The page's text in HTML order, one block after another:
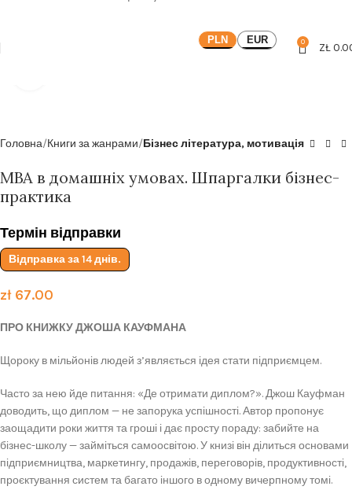
PLN EUR 0 ZŁ
Головна Книги за жанрами Бізнес література, мотивація
MBA в домашніх умовах. Шпаргалки бізнес-
практика
Термін відправки
Відправка за 14 днів.
zł67.00
ПРО КНИЖКУ ДЖОША КАУФМАНА
Щороку в мільйонів людей з’являється ідея стати підприємцем.
Часто за нею йде питання: «Де отримати диплом?». Джош Кауфман
доводить, що диплом — не запорука успішності. Автор пропонує
заощадити роки життя та гроші і дає просту пораду: забийте на
бізнес-школу — займіться самоосвітою. У книзі він ділиться основами
підприємництва, маркетингу, продажів, переговорів, продуктивності,
проєктування систем та багато іншого в одному вичерпному томі.